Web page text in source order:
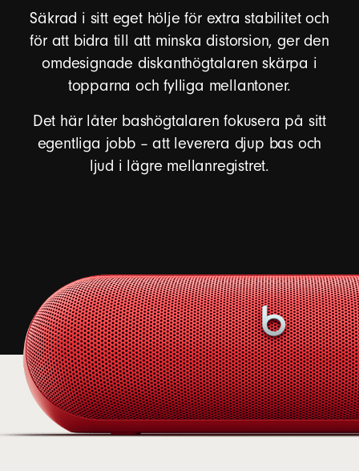
Säkrad i sitt eget hölje för extra stabilitet och
för att bidra till att minska distorsion, ger den
omdesignade diskanthögtalaren skärpa i
topparna och fylliga mellantoner.
Det här låter bashögtalaren fokusera på sitt
egentliga jobb – att leverera djup bas och
ljud i lägre mellanregistret.